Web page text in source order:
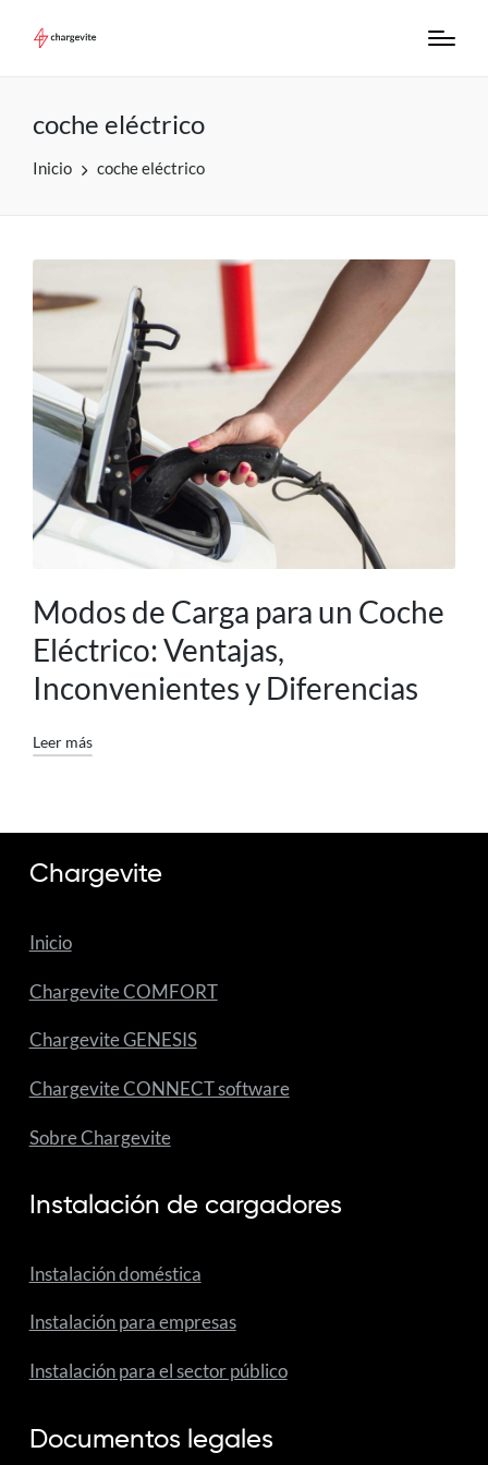
coche eléctrico
Inicio coche eléctrico
Modos de Carga para un Coche
Eléctrico: Ventajas,
Inconvenientes y Diferencias
Leer más
Chargevite
Inicio
Chargevite COMFORT
Chargevite GENESIS
Chargevite CONNECT software
Sobre Chargevite
Instalación de cargadores
Instalación doméstica
Instalación para empresas
Instalación para el sector público
Documentos legales